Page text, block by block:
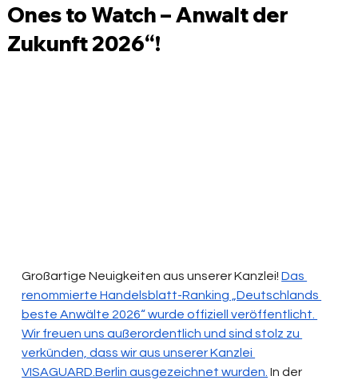
Ones to Watch – Anwalt der
Zukunft 2026“!
Großartige Neuigkeiten aus unserer Kanzlei! Das
renommierte Handelsblatt-Ranking „Deutschlands
beste Anwälte 2026“ wurde offiziell veröffentlicht.
Wir freuen uns außerordentlich und sind stolz zu
verkünden, dass wir aus unserer Kanzlei
VISAGUARD.Berlin ausgezeichnet wurden. In der